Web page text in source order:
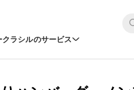
クラシルのサービス